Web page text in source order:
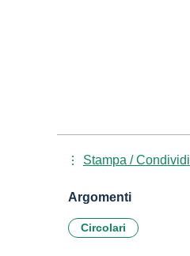
Stampa / Condividi
Argomenti
Circolari